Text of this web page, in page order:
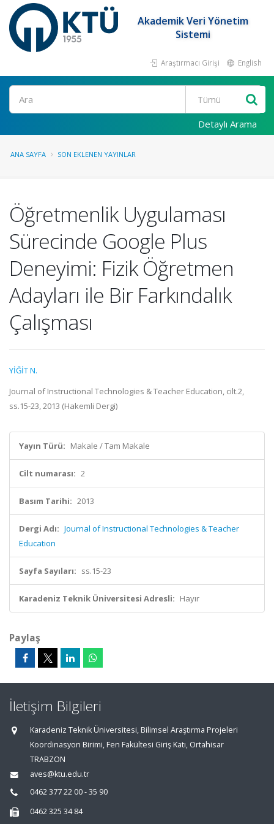
Akademik Veri Yönetim
Sistemi
Araştırmacı Girişi English
Ara
Detaylı Arama
ANA SAYFA SON EKLENEN YAYINLAR
Öğretmenlik Uygulaması
Sürecinde Google Plus
Deneyimi: Fizik Öğretmen
Adayları ile Bir Farkındalık
Çalışması
YİĞİT N.
Journal of Instructional Technologies & Teacher Education, cilt.2,
ss.15-23, 2013 (Hakemli Dergi)
Yayın Türü: Makale / Tam Makale
Cilt numarası: 2
Basım Tarihi: 2013
Dergi Adı: Journal of Instructional Technologies & Teacher
Education
Sayfa Sayıları: ss.15-23
Karadeniz Teknik Üniversitesi Adresli: Hayır
Paylaş
İletişim Bilgileri
Karadeniz Teknik Üniversitesi, Bilimsel Araştırma Projeleri
Koordinasyon Birimi, Fen Fakültesi Giriş Katı, Ortahisar
TRABZON
aves@ktu.edu.tr
0462 377 22 00 - 35 90
0462 325 34 84